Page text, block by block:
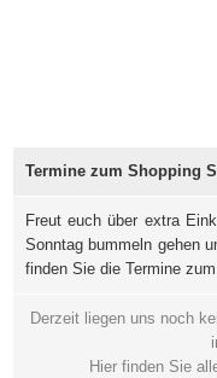
Termine zum Shopping
Freut euch über extra
Sonntag bummeln gehen
finden Sie die Termine
Derzeit liegen uns noch
Hier finden Sie